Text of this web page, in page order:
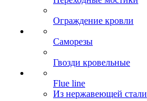
Ограждение кровли
Саморезы
Гвозди кровельные
Flue line
Из нержавеющей стали